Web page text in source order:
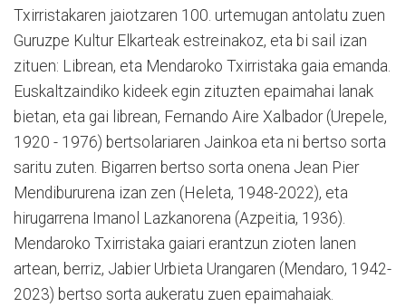
Txirristakaren jaiotzaren 100. urtemugan antolatu zuen
Guruzpe Kultur Elkarteak estreinakoz, eta bi sail izan
zituen: Librean, eta Mendaroko Txirristaka gaia emanda.
Euskaltzaindiko kideek egin zituzten epaimahai lanak
bietan, eta gai librean, Fernando Aire Xalbador (Urepele,
1920 - 1976) bertsolariaren Jainkoa eta ni bertso sorta
saritu zuten. Bigarren bertso sorta onena Jean Pier
Mendibururena izan zen (Heleta, 1948-2022), eta
hirugarrena Imanol Lazkanorena (Azpeitia, 1936).
Mendaroko Txirristaka gaiari erantzun zioten lanen
artean, berriz, Jabier Urbieta Urangaren (Mendaro, 1942-
2023) bertso sorta aukeratu zuen epaimahaiak.